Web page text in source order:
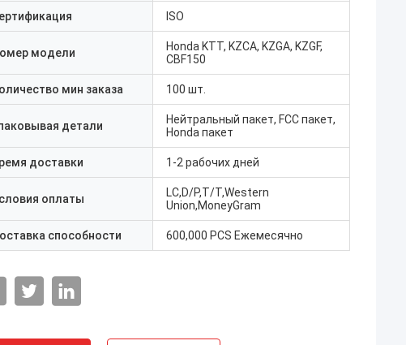
ISO
модели
Honda KTT, KZCA, KZGA, KZGF,
CBF150
мин заказа 100 шт.
детали
Нейтральный пакет, FCC пакет,
Honda пакет
доставки 1-2 рабочих дней
оплаты
LC,D/P,T/T,Western
Union,MoneyGram
способности 600,000 PCS Ежемесячно